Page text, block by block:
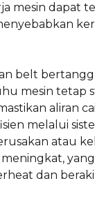
mesin dapat
belt
mesin tetap
aliran
melalui
atau
yang
dan